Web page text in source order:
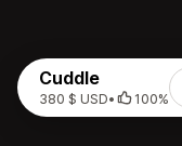
Cuddle
380 $ USD• 100%